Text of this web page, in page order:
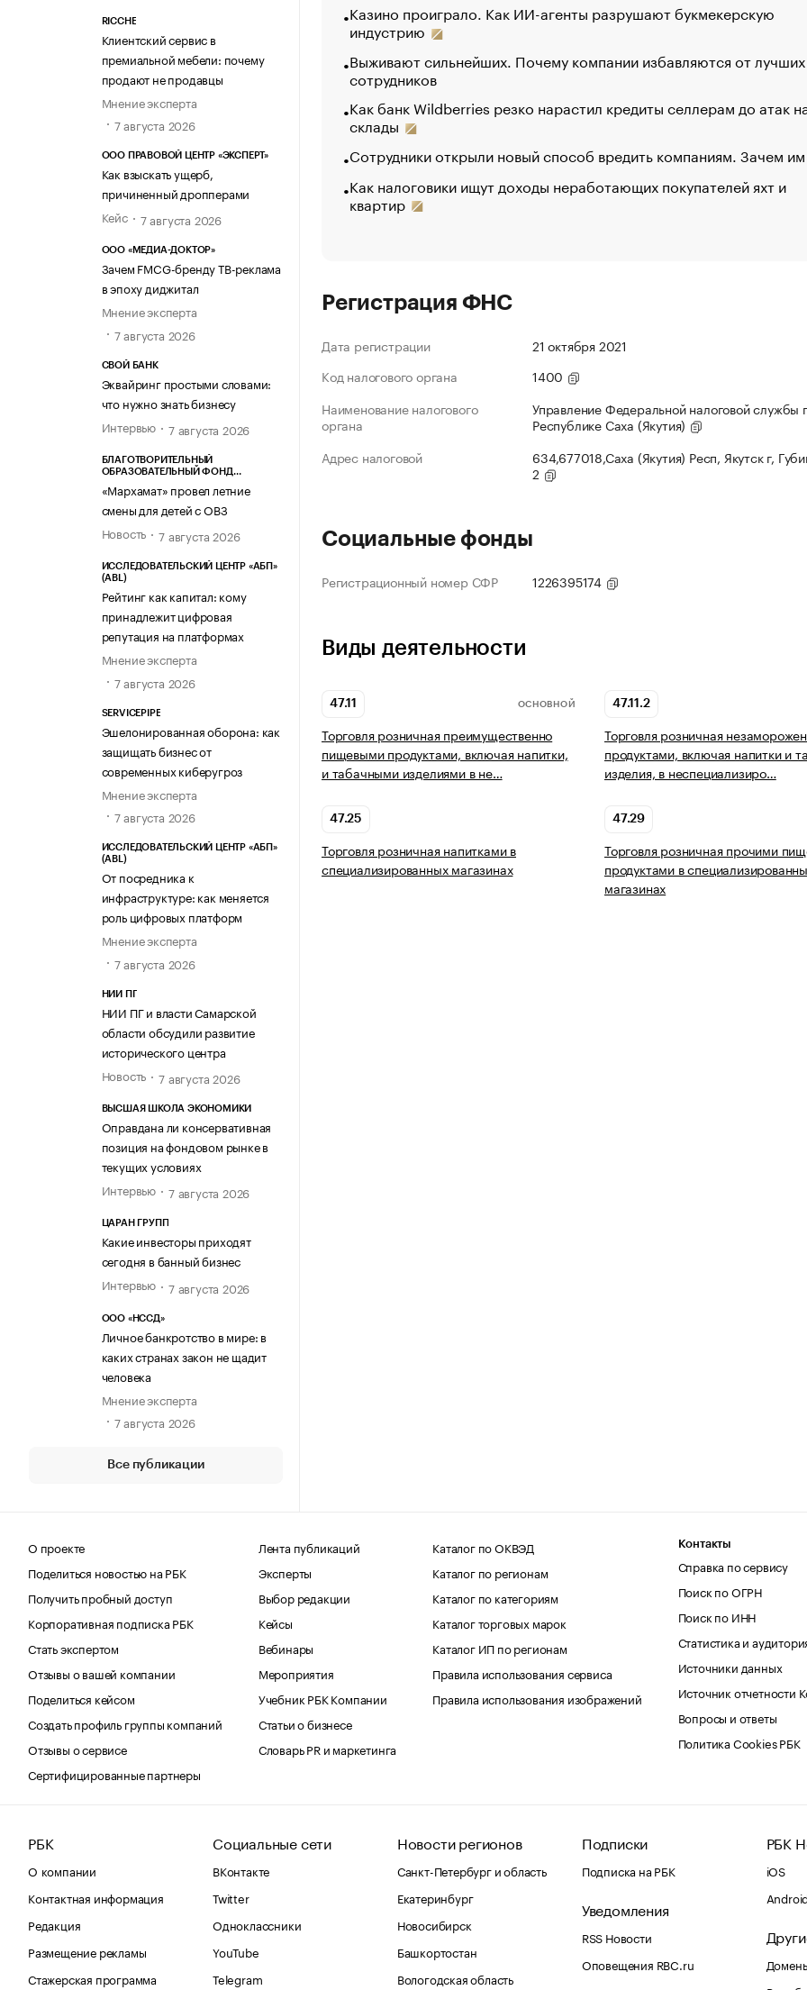
RICCHE
Клиентский сервис в
премиальной мебели: почему
продают не продавцы
Мнение эксперта
7 августа 2026
ООО ПРАВОВОЙ ЦЕНТР «ЭКСПЕРТ»
Как взыскать ущерб,
причиненный дропперами
Кейс
7 августа 2026
ООО «МЕДИА-ДОКТОР»
Зачем FMCG-бренду ТВ-реклама
в эпоху диджитал
Мнение эксперта
7 августа 2026
СВОЙ БАНК
Эквайринг простыми словами:
что нужно знать бизнесу
Интервью
7 августа 2026
БЛАГОТВОРИТЕЛЬНЫЙ
ОБРАЗОВАТЕЛЬНЫЙ ФОНД
«Мархамат» провел летние
смены для детей с ОВЗ
Новость
7 августа 2026
ИССЛЕДОВАТЕЛЬСКИЙ ЦЕНТР «АБП»
(ABL)
Рейтинг как капитал: кому
принадлежит цифровая
репутация на платформах
Мнение эксперта
7 августа 2026
SERVICEPIPE
Эшелонированная оборона: как
защищать бизнес от
современных киберугроз
Мнение эксперта
7 августа 2026
ИССЛЕДОВАТЕЛЬСКИЙ ЦЕНТР «АБП»
(ABL)
От посредника к
инфраструктуре: как меняется
роль цифровых платформ
Мнение эксперта
7 августа 2026
НИИ ПГ
НИИ ПГ и власти Самарской
области обсудили развитие
исторического центра
Новость
7 августа 2026
ВЫСШАЯ ШКОЛА ЭКОНОМИКИ
Оправдана ли консервативная
позиция на фондовом рынке в
текущих условиях
Интервью
7 августа 2026
ЦАРАН ГРУПП
Какие инвесторы приходят
сегодня в банный бизнес
Интервью
7 августа 2026
ООО «НССД»
Личное банкротство в мире: в
каких странах закон не щадит
человека
Мнение эксперта
7 августа 2026
Все публикации
Казино проиграло. Как ИИ-агенты разрушают букмекерскую
индустрию
Выживают сильнейших. Почему компании избавляются от лучших
сотрудников
Как банк Wildberries резко нарастил кредиты селлерам до атак
склады
Сотрудники открыли новый способ вредить компаниям. Зачем
Как налоговики ищут доходы неработающих покупателей яхт и
квартир
Регистрация ФНС
Дата регистрации
21 октября 2021
Код налогового органа
1400
Наименование налогового
органа
Управление Федеральной налоговой службы
Республике Саха (Якутия)
Адрес налоговой
634,677018,Саха (Якутия) Респ, Якутск г,
2
Социальные фонды
Регистрационный номер СФР 1226395174
Виды деятельности
47.11 ОСНОВНОЙ
Торговля розничная преимущественно
пищевыми продуктами, включая напитки,
и табачными изделиями в не…
47.11.2
Торговля розничная
продуктами, включая напитки и
изделия, в неспециализиро…
47.25
Торговля розничная напитками в
специализированных магазинах
47.29
Торговля розничная прочими
продуктами в
магазинах
О проекте
Поделиться новостью на РБК
Получить пробный доступ
Корпоративная подписка РБК
Стать экспертом
Отзывы о вашей компании
Поделиться кейсом
Создать профиль группы компаний
Отзывы о сервисе
Сертифицированные партнеры
Лента публикаций
Эксперты
Выбор редакции
Кейсы
Вебинары
Мероприятия
Учебник РБК Компании
Статьи о бизнесе
Словарь PR и маркетинга
Каталог по ОКВЭД
Каталог по регионам
Каталог по категориям
Каталог торговых марок
Каталог ИП по регионам
Правила использования сервиса
Правила использования изображений
Контакты
Справка по сервису
Поиск по ОГРН
Поиск по ИНН
Статистика и
Источники данных
Источник отчетности
Вопросы и ответы
Политика Cookies РБК
РБК
О компании
Контактная информация
Редакция
Размещение рекламы
Стажерская программа
Социальные сети
ВКонтакте
Twitter
Одноклассники
YouTube
Telegram
Новости регионов
Санкт-Петербург и область
Екатеринбург
Новосибирск
Башкортостан
Вологодская область
Подписки
Подписка на РБК
Уведомления
RSS Новости
Оповещения RBC.ru
РБК
iOS